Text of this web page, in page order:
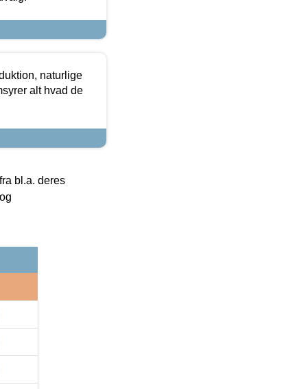
naturlige
alt hvad de
bl.a. deres